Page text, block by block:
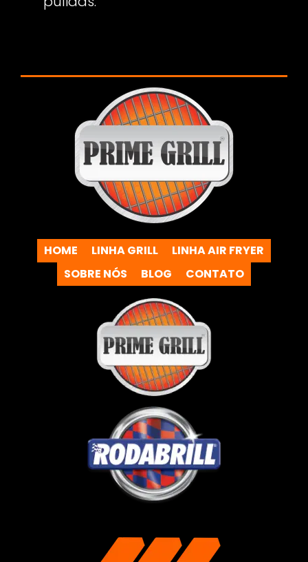
HOME LINHA GRILL
LINHA AIR FRYER
SOBRE NÓS
BLOG CONTATO